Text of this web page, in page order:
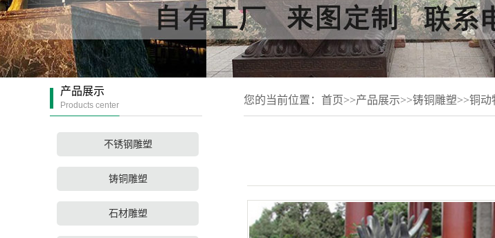
产品展示
Products center
不锈钢雕塑
铸铜雕塑
石材雕塑
您的当前位置： 首页>>产品展示>>铸铜雕塑>>铜动